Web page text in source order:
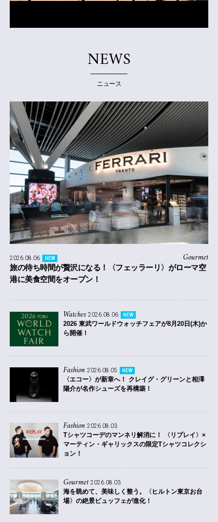
NEWS
ニュース
Gourmet
2026.08.06 NEW
旅の待ち時間が贅沢になる！〈フェッラーリ〉がローマ空
港に美食空間をオープン！
Watches 2026.08.06 NEW
2026 東武ワールドウォッチフェアが8月20日(木)か
ら開催！
Fashion 2026.08.05 NEW
〈エコー〉が新章へ！ クレイグ・グリーンと相澤
陽介が名作シューズを再構築！
Fashion 2026.08.03
Tシャツコーデのマンネリ解消に！ 〈リプレイ〉×
マーティン・ギャリックスの限定Tシャツコレクシ
ョン！
Gourmet 2026.08.03
海を眺めて、美味しく整う。〈ヒルトン東京お台
場〉の絶景ビュッフェが進化！